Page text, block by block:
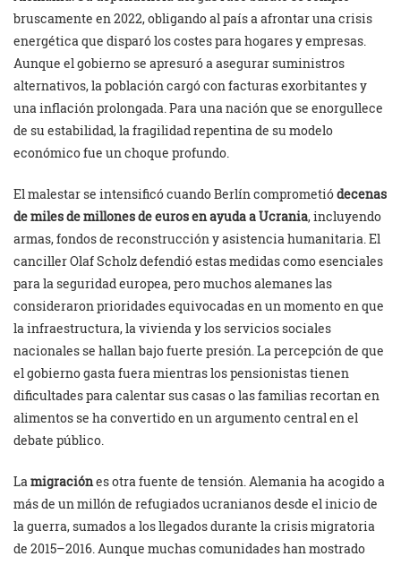
bruscamente en 2022, obligando al país a afrontar una crisis
energética que disparó los costes para hogares y empresas.
Aunque el gobierno se apresuró a asegurar suministros
alternativos, la población cargó con facturas exorbitantes y
una inflación prolongada. Para una nación que se enorgullece
de su estabilidad, la fragilidad repentina de su modelo
económico fue un choque profundo.
El malestar se intensificó cuando Berlín comprometiódecenas
de miles de millones de euros en ayuda a Ucrania, incluyendo
armas, fondos de reconstrucción y asistencia humanitaria. El
canciller Olaf Scholz defendió estas medidas como esenciales
para la seguridad europea, pero muchos alemanes las
consideraron prioridades equivocadas en un momento en que
la infraestructura, la vivienda y los servicios sociales
nacionales se hallan bajo fuerte presión. La percepción de que
el gobierno gasta fuera mientras los pensionistas tienen
dificultades para calentar sus casas o las familias recortan en
alimentos se ha convertido en un argumento central en el
debate público.
Lamigraciónes otra fuente de tensión. Alemania ha acogido a
más de un millón de refugiados ucranianos desde el inicio de
la guerra, sumados a los llegados durante la crisis migratoria
de 2015–2016. Aunque muchas comunidades han mostrado